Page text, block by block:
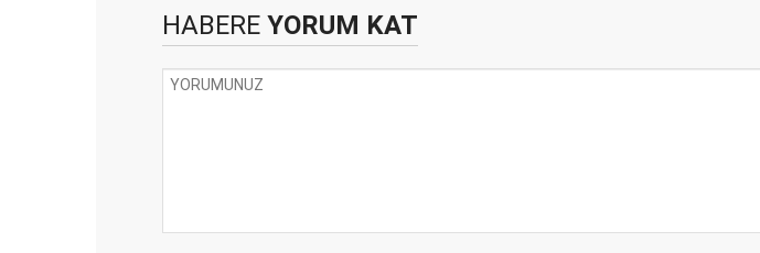
HABERE YORUM KAT